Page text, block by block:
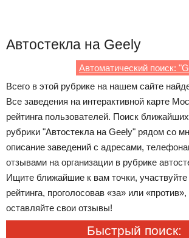
Автостекла на Geely
Автоматический поиск:
Всего в этой рубрике на нашем сайте
Все заведения на интерактивной карте
рейтинга пользователей. Поиск
рубрики "Автостекла на Geely" рядом со
описание заведений с адресами,
отзывами на организации в рубрике
Ищите ближайшие к вам точки,
рейтинга, проголосовав «за» или
оставляйте свои отзывы!
Быстрый поиск: